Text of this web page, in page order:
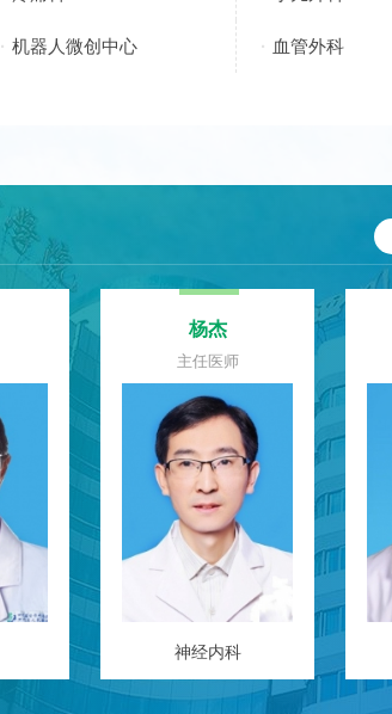
机器人微创中心 血管外科
杨杰
主任医师
神经内科